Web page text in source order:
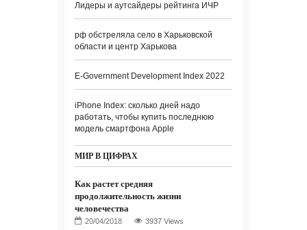
Лидеры и аутсайдеры рейтинга ИЧР
рф обстреляла село в Харьковской
области и центр Харькова
E-Government Development Index 2022
iPhone Index: сколько дней надо
работать, чтобы купить последнюю
модель смартфона Apple
МИР В ЦИФРАХ
Как растет средняя
продолжительность жизни
человечества
3937 Views